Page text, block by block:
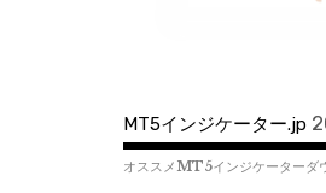
MT5インジケーター.jp
オススメMT5インジケーター